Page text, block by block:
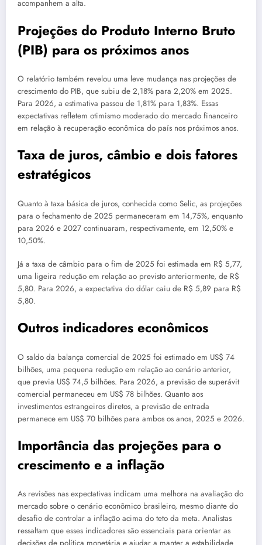
acompanhem a alta.
Projeções do Produto Interno Bruto
(PIB) para os próximos anos
O relatório também revelou uma leve mudança nas projeções de
crescimento do PIB, que subiu de 2,18% para 2,20% em 2025.
Para 2026, a estimativa passou de 1,81% para 1,83%. Essas
expectativas refletem otimismo moderado do mercado financeiro
em relação à recuperação econômica do país nos próximos anos.
Taxa de juros, câmbio e dois fatores
estratégicos
Quanto à taxa básica de juros, conhecida como Selic, as projeções
para o fechamento de 2025 permaneceram em 14,75%, enquanto
para 2026 e 2027 continuaram, respectivamente, em 12,50% e
10,50%.
Já a taxa de câmbio para o fim de 2025 foi estimada em R$ 5,77,
uma ligeira redução em relação ao previsto anteriormente, de R$
5,80. Para 2026, a expectativa do dólar caiu de R$ 5,89 para R$
5,80.
Outros indicadores econômicos
O saldo da balança comercial de 2025 foi estimado em US$ 74
bilhões, uma pequena redução em relação ao cenário anterior,
que previa US$ 74,5 bilhões. Para 2026, a previsão de superávit
comercial permaneceu em US$ 78 bilhões. Quanto aos
investimentos estrangeiros diretos, a previsão de entrada
permanece em US$ 70 bilhões para ambos os anos, 2025 e 2026.
Importância das projeções para o
crescimento e a inflação
As revisões nas expectativas indicam uma melhora na avaliação do
mercado sobre o cenário econômico brasileiro, mesmo diante do
desafio de controlar a inflação acima do teto da meta. Analistas
ressaltam que esses indicadores são essenciais para orientar as